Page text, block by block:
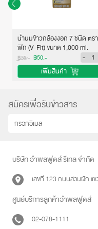
น้ำนมข้าวกล้องงอก 7 ชนิด ตร
ฟิท (V-Fit) ขนาด 1,000 ml.
฿55.- ฿50.- -
เพิ่มสินค้า
สมัครเพื่อรับข่าวสาร
บริษัท อำพลฟูดส์ รีเทล จำกัด
เลขที่ 123 ถนนสวนผัก แ
ศูนย์บริการลูกค้าอำพลฟูดส์
02-078-1111